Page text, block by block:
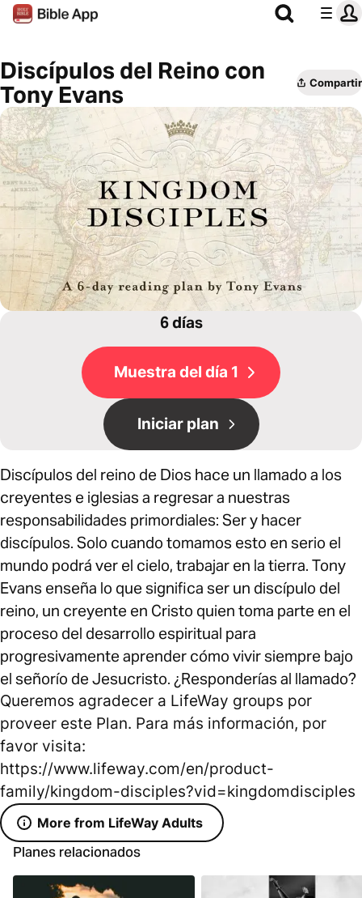
Discípulos del Reino con
Tony Evans
Compartir
6 días
Muestra del día 1
Iniciar plan
Discípulos del reino de Dios hace un llamado a los
creyentes e iglesias a regresar a nuestras
responsabilidades primordiales: Ser y hacer
discípulos. Solo cuando tomamos esto en serio el
mundo podrá ver el cielo, trabajar en la tierra. Tony
Evans enseña lo que significa ser un discípulo del
reino, un creyente en Cristo quien toma parte en el
proceso del desarrollo espiritual para
progresivamente aprender cómo vivir siempre bajo
el señorío de Jesucristo. ¿Responderías al llamado?
Queremos agradecer a LifeWay groups por
proveer este Plan. Para más información, por
favor visita:
https://www.lifeway.com/en/product-
family/kingdom-disciples?vid=kingdomdisciples
More from LifeWay Adults
Planes relacionados